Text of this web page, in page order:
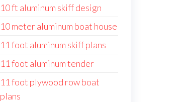
10 ft aluminum skiff design
10 meter aluminum boat house
11 foot aluminum skiff plans
11 foot aluminum tender
11 foot plywood row boat
plans